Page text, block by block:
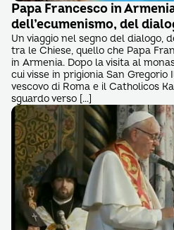
Papa Francesco in
dell’ecumenismo, del
Un viaggio nel segno del dialogo,
tra le Chiese, quello che Papa
in Armenia. Dopo la visita al
cui visse in prigionia San Gregorio
vescovo di Roma e il Catholicos
sguardo verso […]